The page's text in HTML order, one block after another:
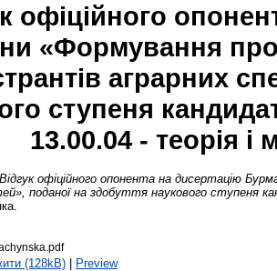
офіційного
«Формування
аграрних
ступеня
13.00.04 - теорія і
Відгук офіційного опонента на дисертацію
поданої на здобуття наукового ступеня
(128kB)| Preview